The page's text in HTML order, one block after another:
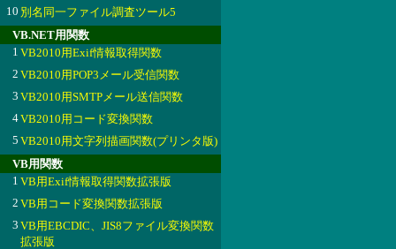
10 別名同一ファイル調査ツール5
VB.NET用関数
1 VB2010用Exif情報取得関数
2 VB2010用POP3メール受信関数
3 VB2010用SMTPメール送信関数
4VB2010用コード変換関数
5 VB2010用文字列描画関数(プリンタ版)
VB用関数
1 VB用Exif情報取得関数拡張版
2 VB用コード変換関数拡張版
3 VB用EBCDIC、JIS8ファイル変換関数
拡張版